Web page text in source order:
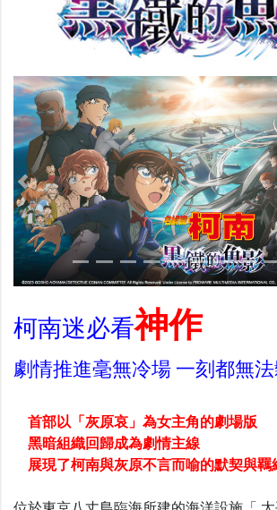
Previous
柯南迷必看神作
劇情推進毫無冷場 一刻都無
首部以「灰原哀」為女主角的劇場版
黑暗組織回歸成為劇情主線
展現了柯南與灰原不言而喻的默契與